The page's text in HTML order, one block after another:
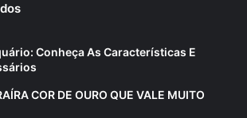
Conheça As Características E
COR DE OURO QUE VALE MUITO